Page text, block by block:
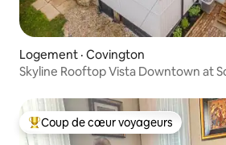
Logement · Covington
Skyline Rooftop Vista Downtown at
Coup de cœur voyageurs parmi les
Coup de cœur voyageurs